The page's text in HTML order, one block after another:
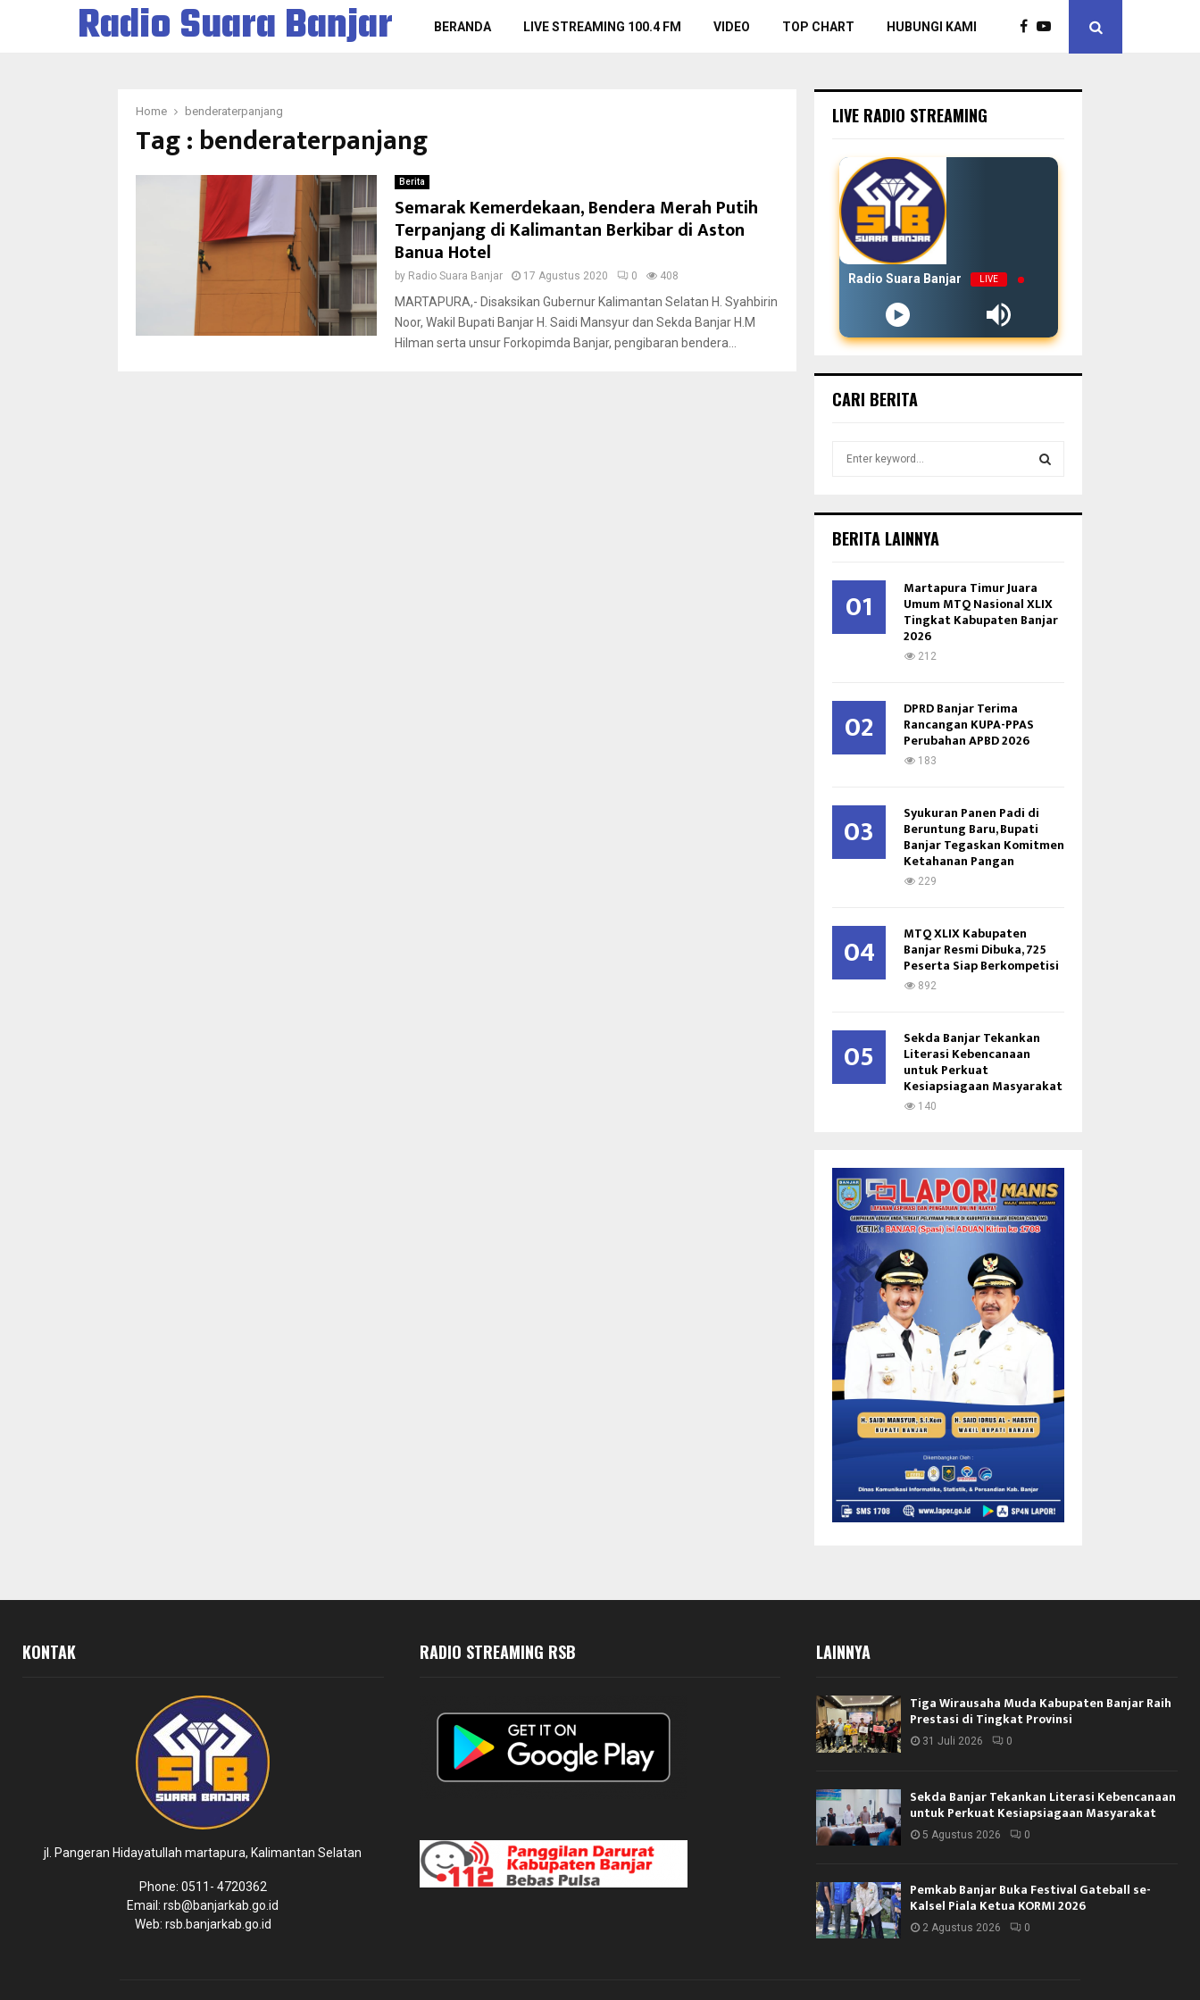
Radio Suara Banjar BERANDA LIVE STREAMING 100.4 FM VIDEO TOP CHART HUBUNGI KAMI
Home benderaterpanjang
Tag : benderaterpanjang
Berita
Semarak Kemerdekaan, Bendera Merah Putih
Terpanjang di Kalimantan Berkibar di Aston
Banua Hotel
by Radio Suara Banjar 17 Agustus 2020 0 408
MARTAPURA,- Disaksikan Gubernur Kalimantan Selatan H. Syahbirin
Noor, Wakil Bupati Banjar H. Saidi Mansyur dan Sekda Banjar H.M
Hilman serta unsur Forkopimda Banjar, pengibaran bendera...
LIVE RADIO STREAMING
Radio Suara Banjar LIVE
CARI BERITA
h
o
R
BERITA LAINNYA
01 Martapura Timur Juara
Umum MTQ Nasional XLIX
Tingkat Kabupaten Banjar
2026
212
02 DPRD Banjar Terima
Rancangan KUPA-PPAS
Perubahan APBD 2026
183
03 Syukuran Panen Padi di
Beruntung Baru, Bupati
Banjar Tegaskan Komitmen
Ketahanan Pangan
229
04 MTQ XLIX Kabupaten
Banjar Resmi Dibuka, 725
Peserta Siap Berkompetisi
892
05 Sekda Banjar Tekankan
Literasi Kebencanaan
untuk Perkuat
Kesiapsiagaan Masyarakat
140
KONTAK
jl. Pangeran Hidayatullah martapura, Kalimantan Selatan
Phone: 0511- 4720362
Email: rsb@banjarkab.go.id
Web: rsb.banjarkab.go.id
RADIO STREAMING RSB LAINNYA
Tiga Wirausaha Muda Kabupaten Banjar Raih
Prestasi di Tingkat Provinsi
31 Juli 2026 0
Sekda Banjar Tekankan Literasi Kebencanaan
untuk Perkuat Kesiapsiagaan Masyarakat
5 Agustus 2026 0
Pemkab Banjar Buka Festival Gateball se-
Kalsel Piala Ketua KORMI 2026
2 Agustus 2026 0